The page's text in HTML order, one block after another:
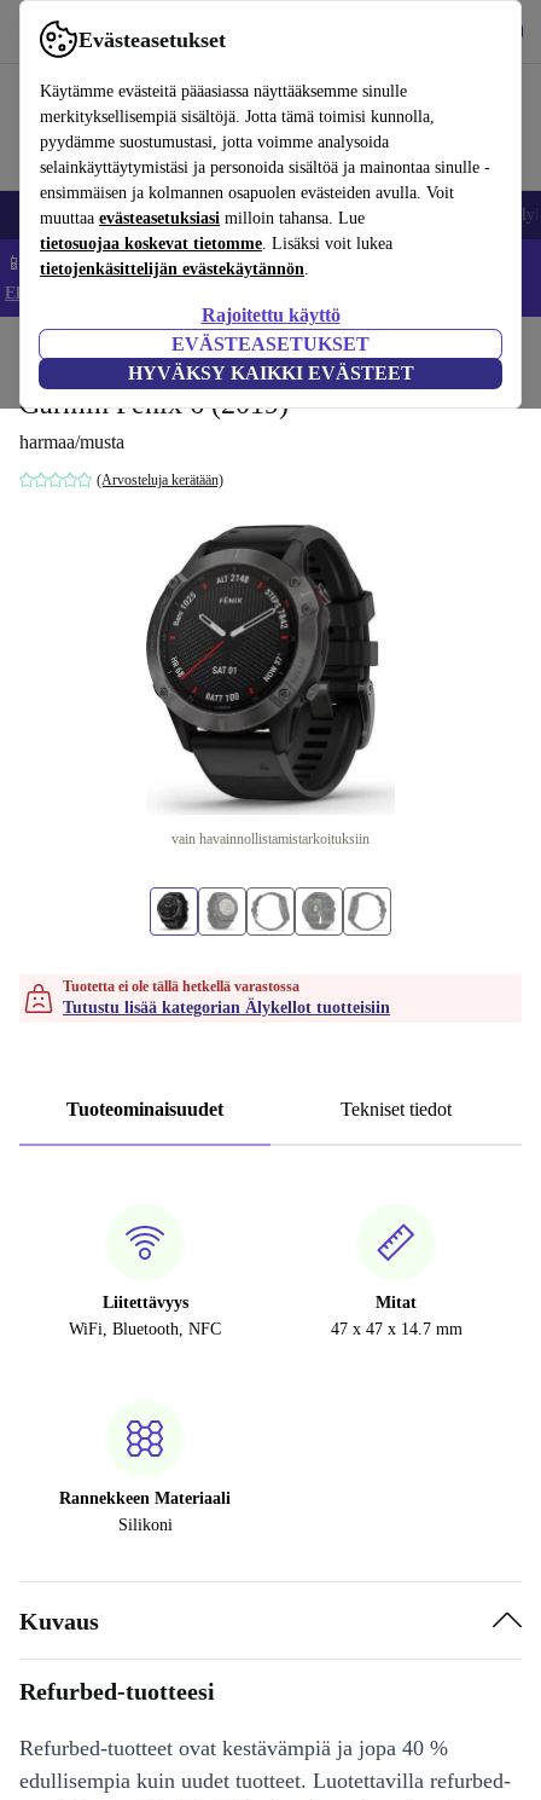
Evästeasetukset
Käytämme evästeitä pääasiassa näyttääksemme sinulle
merkityksellisempiä sisältöjä. Jotta tämä toimisi kunnolla,
pyydämme suostumustasi, jotta voimme analysoida
selainkäyttäytymistäsi ja personoida sisältöä ja mainontaa sinulle -
ensimmäisen ja kolmannen osapuolen evästeiden avulla. Voit
muuttaa evästeasetuksiasi milloin tahansa. Lue
tietosuojaa koskevat tietomme. Lisäksi voit lukea
tietojenkäsittelijän evästekäytännön.
Rajoitettu käyttö
EVÄSTEASETUKSET
HYVÄKSY KAIKKI EVÄSTEET
Käytä refurbed-palvelua nopeasti ja helposti
Matkapuhelimet ja älypuhelimet Kannettavat tietokoneet
📱 Säästä 5 % LISÄÄ iPhoneista – Koodi: IPHONEDEAL –
Ehdot ja säännöt
Älykellot
Garmin Fenix 6 (2019)
harmaa/musta
(Arvosteluja kerätään)
vain havainnollistamistarkoituksiin
Tuotetta ei ole tällä hetkellä varastossa
Tutustu lisää kategorian Älykellot tuotteisiin
Tuoteominaisuudet Tekniset tiedot
Liitettävyys
WiFi, Bluetooth, NFC
Mitat
47 x 47 x 14.7 mm
Rannekkeen Materiaali
Silikoni
Kuvaus
Refurbed-tuotteesi
Refurbed-tuotteet ovat kestävämpiä ja jopa 40 %
edullisempia kuin uudet tuotteet. Luotettavilla refurbed-